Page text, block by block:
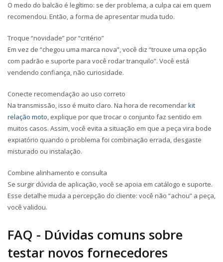
O medo do balcão é legítimo: se der problema, a culpa cai em quem
recomendou. Então, a forma de apresentar muda tudo.
Troque “novidade” por “critério”
Em vez de “chegou uma marca nova”, você diz “trouxe uma opção
com padrão e suporte para você rodar tranquilo”. Você está
vendendo confiança, não curiosidade.
Conecte recomendação ao uso correto
Na transmissão, isso é muito claro. Na hora de recomendarkit
relação moto, explique por que trocar o conjunto faz sentido em
muitos casos. Assim, você evita a situação em que a peça vira bode
expiatório quando o problema foi combinação errada, desgaste
misturado ou instalação.
Combine alinhamento e consulta
Se surgir dúvida de aplicação, você se apoia em catálogo e suporte.
Esse detalhe muda a percepção do cliente: você não “achou” a peça,
você validou.
FAQ - Dúvidas comuns sobre
testar novos fornecedores